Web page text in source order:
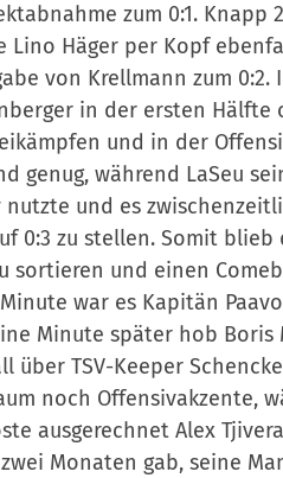
zum 0:1. Knapp
Lino Häger per Kopf
von Krellmann zum 0:2.
in der ersten Hälfte
und in der
genug, während LaSeu
und es
0:3 zu stellen. Somit blieb
sortieren und einen
war es Kapitän
Minute später hob Boris
TSV-Keeper Schencke
noch Offensivakzente,
ausgerechnet Alex
Monaten gab, seine